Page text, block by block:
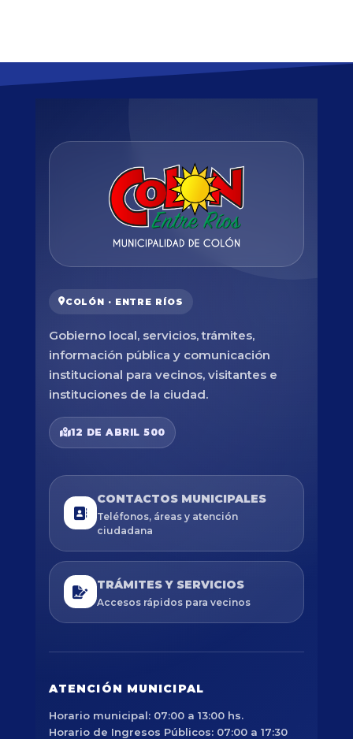
COLÓN · ENTRE RÍOS
Gobierno local, servicios, trámites,
información pública y comunicación
institucional para vecinos, visitantes e
instituciones de la ciudad.
12 DE ABRIL 500
CONTACTOS MUNICIPALES
Teléfonos, áreas y atención
ciudadana
TRÁMITES Y SERVICIOS
Accesos rápidos para vecinos
ATENCIÓN MUNICIPAL
Horario municipal: 07:00 a 13:00 hs.
Horario de Ingresos Públicos: 07:00 a 17:30